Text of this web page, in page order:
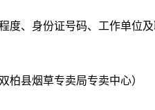
度、身份证号码、工作单位
柏县烟草专卖局专卖中心）